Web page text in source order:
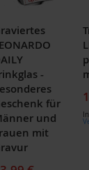
-
für
und
mit